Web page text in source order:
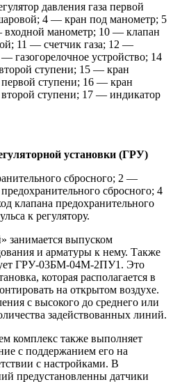
давления газа первой
4 — кран под манометр; 5
манометр; 10 — клапан
11 — счетчик газа; 12 —
— газогорелочное устройство; 14
ступени; 15 — кран
ступени; 16 — кран
ступени; 17 — индикатор
установки (ГРУ)
сбросного; 2 —
сбросного; 4
предохранительного
к регулятору.
занимается выпуском
и арматуры к нему. Также
ГРУ-03БМ-04М-2ПУ1. Это
которая располагается в
на открытом воздухе.
с высокого до среднего или
задействованных линий.
комплекс также выполняет
с поддержанием его на
с настройками. В
предустановленны датчики